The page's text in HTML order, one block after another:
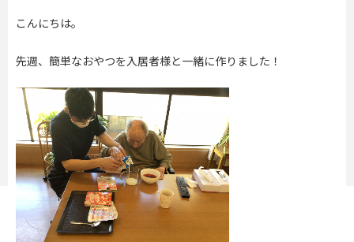
こんにちは。
先週、簡単なおやつを入居者様と一緒に作りました！